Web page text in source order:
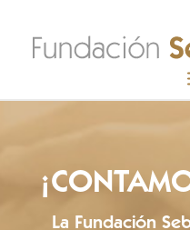
FUNDACIÓN
SEBASTIÁN GAYÁ
CANONIZACIÓN
La Fundación